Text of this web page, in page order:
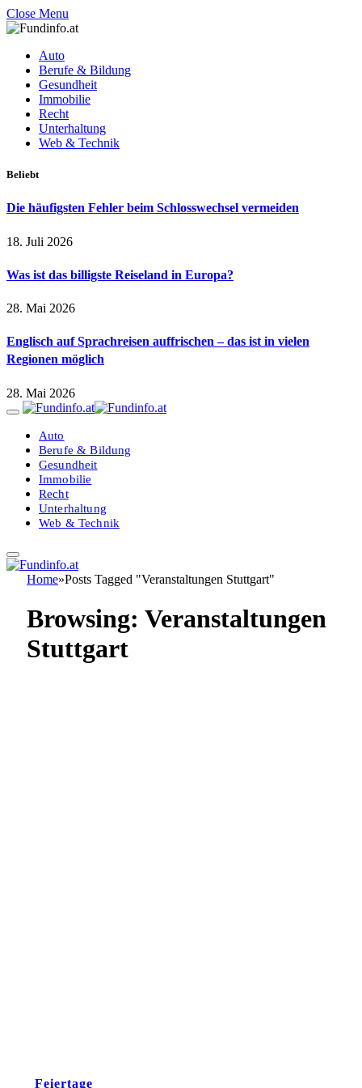
Close Menu
Auto
Berufe & Bildung
Gesundheit
Immobilie
Recht
Unterhaltung
Web & Technik
Beliebt
Die häufigsten Fehler beim Schlosswechsel vermeiden
18. Juli 2026
Was ist das billigste Reiseland in Europa?
28. Mai 2026
Englisch auf Sprachreisen auffrischen – das ist in vielen
Regionen möglich
28. Mai 2026
Auto
Berufe & Bildung
Gesundheit
Immobilie
Recht
Unterhaltung
Web & Technik
Home»Posts Tagged "Veranstaltungen Stuttgart"
Browsing: Veranstaltungen
Stuttgart
Feiertage